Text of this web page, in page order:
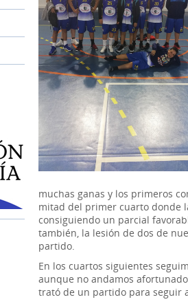
muchas ganas y los primeros
mitad del primer cuarto donde
consiguiendo un parcial
también, la lesión de dos de
partido.
En los cuartos siguientes
aunque no andamos
trató de un partido para seguir